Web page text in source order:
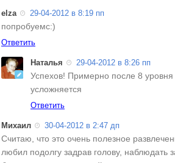
elza 29-04-2012 в 8:19 пп
попробуемс:)
Ответить
Наталья 29-04-2012 в 8:26 пп
Успехов! Примерно после 8
усложняется
Ответить
Михаил 30-04-2012 в 2:47 дп
Считаю, что это очень полезное
любил подолгу задрав голову,